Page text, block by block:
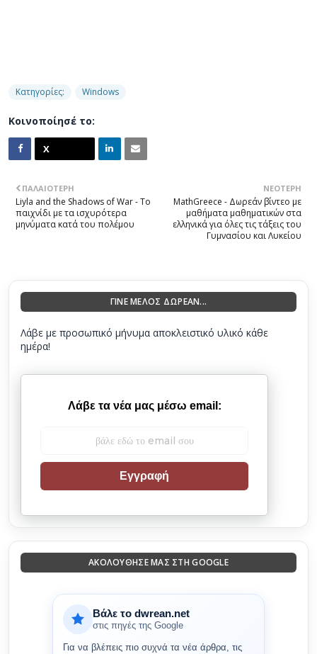
Κατηγορίες: Windows
Κοινοποίησέ το:
ΝΕΌΤΕΡΗ
MathGreece - Δωρεάν βίντεο με
μαθήματα μαθηματικών στα
ελληνικά για όλες τις τάξεις του
Γυμνασίου και Λυκείου
ΠΑΛΑΙΌΤΕΡΗ
Liyla and the Shadows of War - Το
παιχνίδι με τα ισχυρότερα
μηνύματα κατά του πολέμου
ΓΙΝΕ ΜΕΛΟΣ ΔΩΡΕΑΝ...
Λάβε με προσωπικό μήνυμα αποκλειστικό υλικό κάθε
ημέρα!
Λάβε τα νέα μας μέσω email:
Εγγραφή
ΑΚΟΛΟΎΘΗΣΈ ΜΑΣ ΣΤΗ GOOGLE
Βάλε το dwrean.net
στις πηγές της Google
Για να βλέπεις πιο συχνά τα νέα άρθρα, τις